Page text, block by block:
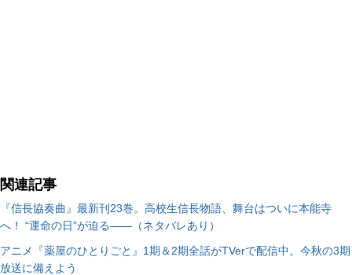
関連記事
『信長協奏曲』最新刊23巻。高校生信長物語、舞台はついに本能寺
へ！ “運命の日”が迫る――（ネタバレあり）
アニメ『薬屋のひとりごと』1期＆2期全話がTVerで配信中。今秋の3期
放送に備えよう